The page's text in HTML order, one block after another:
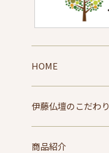
HOME
伊藤仏壇のこだわり
商品紹介